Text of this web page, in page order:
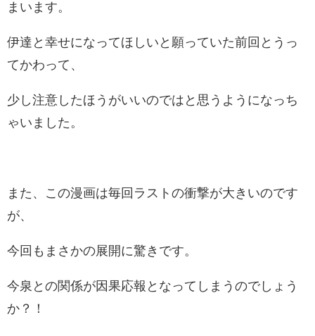
まいます。
伊達と幸せになってほしいと願っていた前回とうっ
てかわって、
少し注意したほうがいいのではと思うようになっち
ゃいました。
また、この漫画は毎回ラストの衝撃が大きいのです
が、
今回もまさかの展開に驚きです。
今泉との関係が因果応報となってしまうのでしょう
か？！